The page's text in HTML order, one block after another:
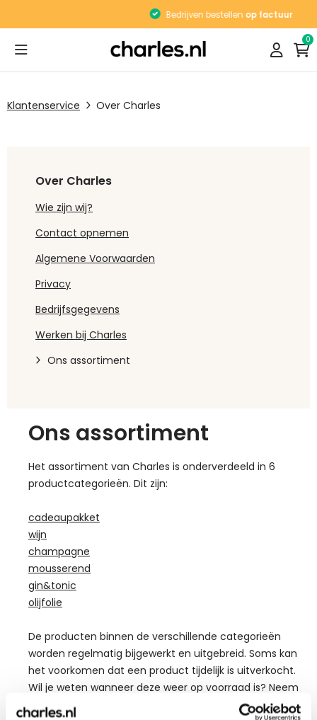
Bedrijven bestellenop factuur
0
Klantenservice Over Charles
Over Charles
Wie zijn wij?
Contact opnemen
Algemene Voorwaarden
Privacy
Bedrijfsgegevens
Werken bij Charles
Ons assortiment
Ons assortiment
Het assortiment van Charles is onderverdeeld in 6
productcategorieën. Dit zijn:
cadeaupakket
wijn
champagne
mousserend
gin&tonic
olijfolie
De producten binnen de verschillende categorieën
worden regelmatig bijgewerkt en uitgebreid. Soms kan
het voorkomen dat een product tijdelijk is uitverkocht.
Wil je weten wanneer deze weer op voorraad is? Neem
dan
contact